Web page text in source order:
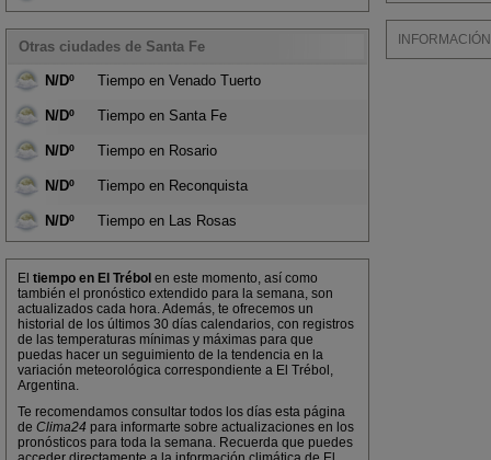
Otras ciudades de Santa Fe
N/Dº Tiempo en Venado Tuerto
N/Dº Tiempo en Santa Fe
N/Dº Tiempo en Rosario
N/Dº Tiempo en Reconquista
N/Dº Tiempo en Las Rosas
El tiempo en El Trébol en este momento, así como
también el pronóstico extendido para la semana, son
actualizados cada hora. Además, te ofrecemos un
historial de los últimos 30 días calendarios, con registros
de las temperaturas mínimas y máximas para que
puedas hacer un seguimiento de la tendencia en la
variación meteorológica correspondiente a El Trébol,
Argentina.
Te recomendamos consultar todos los días esta página
de Clima24 para informarte sobre actualizaciones en los
pronósticos para toda la semana. Recuerda que puedes